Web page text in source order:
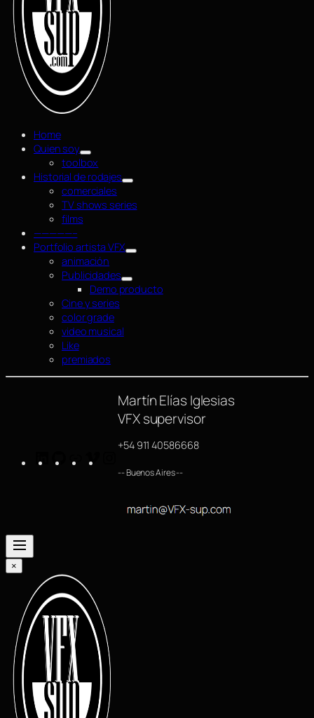
Home
Quien soy
toolbox
Historial de rodajes
comerciales
TV shows series
films
—————–
Portfolio artista VFX
animación
Publicidades
Demo producto
Cine y series
color grade
video musical
Like
premiados
Martín Elías Iglesias
VFX supervisor
+54 911 40586668
-- Buenos Aires --
×